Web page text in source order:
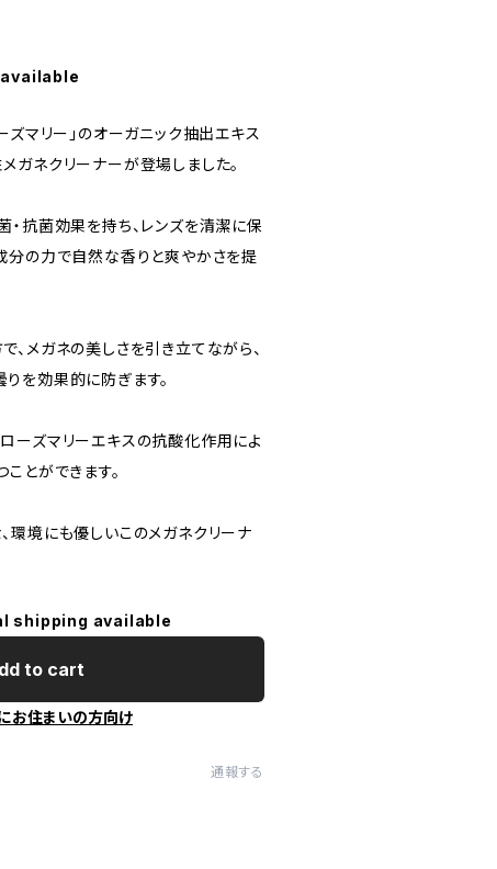
ズマリー」のオーガニック抽出エキス
ガネクリーナーが登場しました。
・抗菌効果を持ち、レンズを清潔に保
分の力で自然な香りと爽やかさを提
、メガネの美しさを引き立てながら、
を効果的に防ぎます。
ーズマリーエキスの抗酸化作用によ
とができます。
環境にも優しいこのメガネクリーナ
shipping available
to cart
お住まいの方向け
通報する